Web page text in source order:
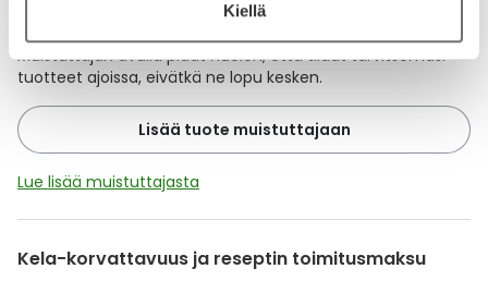
Kiellä
Muistuttajan avulla pidät huolen, että tilaat tarvitsemasi
tuotteet ajoissa, eivätkä ne lopu kesken.
Lisää tuote muistuttajaan
Lue lisää muistuttajasta
Kela-korvattavuus ja reseptin toimitusmaksu